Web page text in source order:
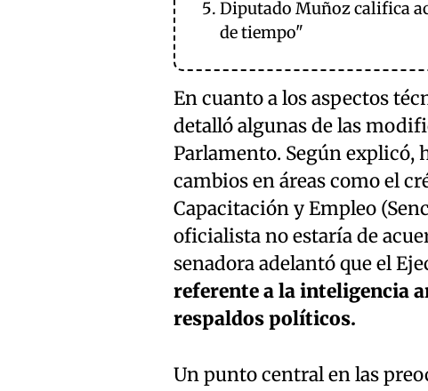
Diputado Muñoz califica
de tiempo"
En cuanto a los aspectos
detalló algunas de las
Parlamento. Según explicó,
cambios en áreas como el
Capacitación y Empleo
oficialista no estaría de
senadora adelantó que el
referente a la inteligencia
respaldos políticos.
Un punto central en las